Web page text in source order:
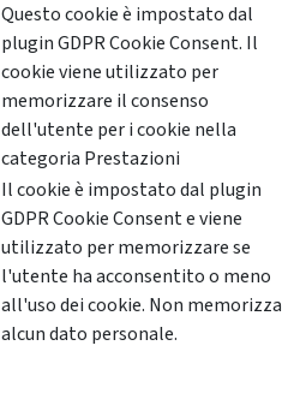
Questo cookie è impostato dal
plugin GDPR Cookie Consent. Il
cookie viene utilizzato per
memorizzare il consenso
dell'utente per i cookie nella
categoria Prestazioni
Il cookie è impostato dal plugin
GDPR Cookie Consent e viene
utilizzato per memorizzare se
l'utente ha acconsentito o meno
all'uso dei cookie. Non memorizza
alcun dato personale.